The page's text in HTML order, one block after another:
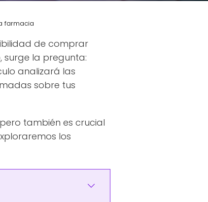
farmacia
de comprar
surge la pregunta:
analizará las
sobre tus
también es crucial
los